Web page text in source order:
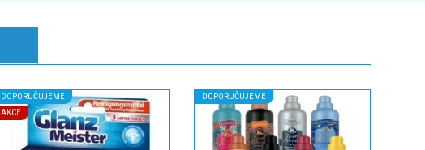
DOPORUČUJEME
AKCE
DOPORUČUJEME